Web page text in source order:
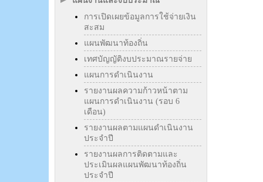
การเปิดเผยข้อมูลการใช้จ่ายเงิน
สะสม
แผนพัฒนาท้องถิ่น
เทศบัญญัติงบประมาณรายจ่าย
แผนการดำเนินงาน
รายงานผลความก้าวหน้าตาม
แผนการดำเนินงาน (รอบ 6
เดือน)
รายงานผลตามแผนดำเนินงาน
ประจำปี
รายงานผลการติดตามและ
ประเมินผลแผนพัฒนาท้องถิ่น
ประจำปี